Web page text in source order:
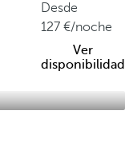
Desde
127
/noche
Ver
disponibilidad